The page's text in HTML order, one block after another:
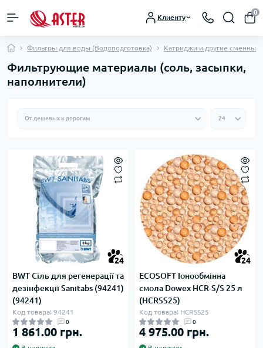
Клиенту
0
Фильтры для воды (Водоподготовка) Катриджи и другие сменные
Фильтрующие материалы (соль, засыпки,
наполнители)
24
BWT Сіль для регенерації та
дезінфекції Sanitabs (94241)
(94241)
Код товара: 94241
0
1 861.00 грн.
24
ECOSOFT Іонообмінна
смола Dowex HCR-S/S 25 л
(HCRSS25)
Код товара: HCRSS25
0
4 975.00 грн.